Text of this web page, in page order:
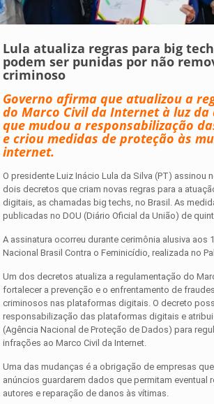
Lula atualiza regras para big
podem ser punidas por não
criminoso
Governo afirma que atualizou a
do Marco Civil da Internet à luz da
que mudou a responsabilização
e criou medidas de proteção às
internet.
O presidente Luiz Inácio Lula da Silva (PT) assinou
dois decretos que criam novas regras para a
digitais, as chamadas big techs, no Brasil. As
publicadas no DOU (Diário Oficial da União) de
A assinatura ocorreu durante cerimônia alusiva aos
Nacional Brasil Contra o Feminicídio, realizada no
Um dos decretos atualiza a regulamentação do
fortalecer a prevenção e o enfrentamento de
criminosos nas plataformas digitais. O decreto
responsabilização das plataformas digitais e atribui
(Agência Nacional de Proteção de Dados) para
infrações ao Marco Civil da Internet.
Uma das mudanças é a obrigação de empresas
anúncios guardarem dados que permitam eventual
autores e reparação de danos às vítimas.